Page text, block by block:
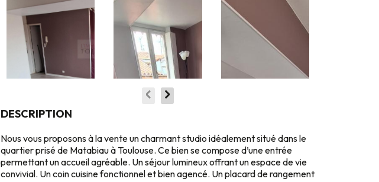
DESCRIPTION
Nous vous proposons à la vente un charmant studio idéalement situé dans le
quartier prisé de Matabiau à Toulouse. Ce bien se compose d’une entrée
permettant un accueil agréable. Un séjour lumineux offrant un espace de vie
convivial. Un coin cuisine fonctionnel et bien agencé. Un placard de rangement